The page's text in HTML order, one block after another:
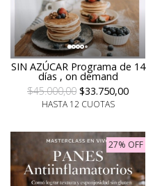
SIN AZÚCAR Programa de 14
días , on demand
$45.000,00 $33.750,00
HASTA 12 CUOTAS
27% OFF